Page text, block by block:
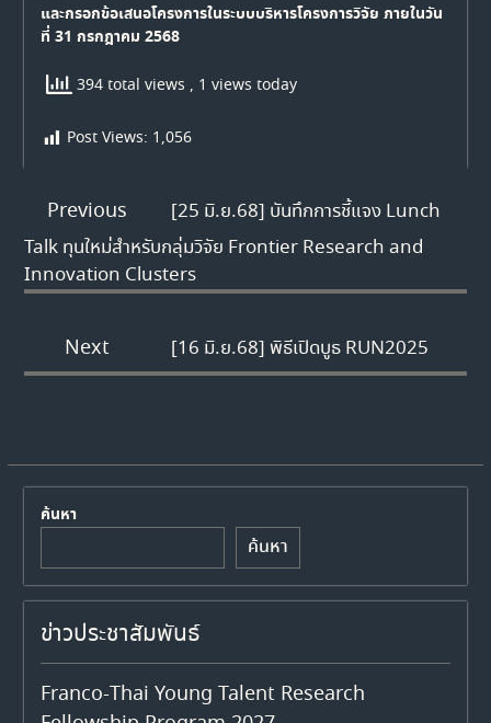
และกรอกข้อเสนอโครงการในระบบบริหารโครงการวิจัย ภายในวัน
ที่ 31 กรกฎาคม 2568
394 total views , 1 views today
Post Views: 1,056
Previous
[25 มิ.ย.68] บันทึกการชี้แจง Lunch
Talk ทุนใหม่สำหรับกลุ่มวิจัย Frontier Research and
Innovation Clusters
Next [16 มิ.ย.68] พิธีเปิดบูธ RUN2025
ค้นหา
ค้นหา
ข่าวประชาสัมพันธ์
Franco-Thai Young Talent Research